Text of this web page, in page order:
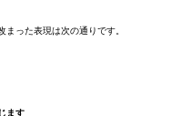
った表現は次の通りです。
ます